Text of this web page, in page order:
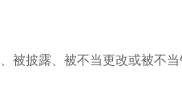
被披露、被不当更改或被不当